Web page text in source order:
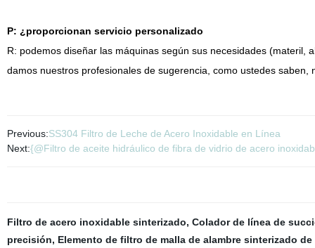
P: ¿proporcionan servicio personalizado
R: podemos diseñar las máquinas según sus necesidades
damos nuestros profesionales de sugerencia, como ustedes
Previous:SS304 Filtro de Leche de Acero Inoxidable en Línea
Next:{@Filtro de aceite hidráulico de fibra de vidrio de acero
Filtro de acero inoxidable sinterizado, Colador de línea de
precisión, Elemento de filtro de malla de alambre sinterizado